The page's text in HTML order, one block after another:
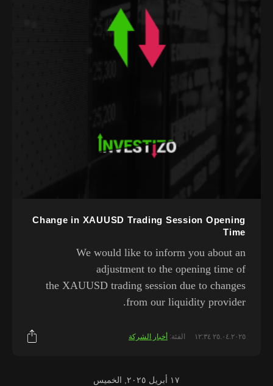
Change in XAUUSD Trading Session Opening
Time
We would like to inform you about an
adjustment to the opening time of
the XAUUSD trading session due to changes
from our liquidity provider.
٢٥.٠٤.٢٠٢٥ ١٢:٣٤ الفئة: أخبار الشركة
١٧ أبريل ٢٠٢٥, الخميس